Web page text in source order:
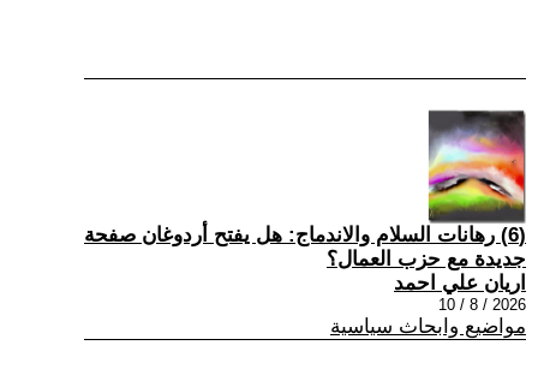
(6) رهانات السلام والاندماج: هل يفتح أردوغان صفحة
جديدة مع حزب العمال؟
اريان علي احمد
2026 / 8 / 10
مواضيع وابحاث سياسية